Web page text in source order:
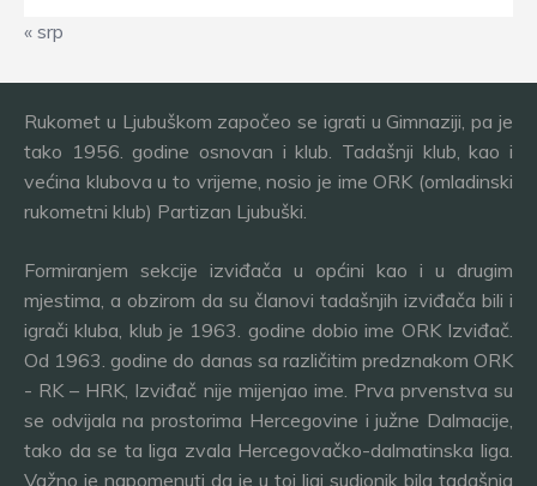
« srp
Rukomet u Ljubuškom započeo se igrati u Gimnaziji, pa je
tako 1956. godine osnovan i klub. Tadašnji klub, kao i
većina klubova u to vrijeme, nosio je ime ORK (omladinski
rukometni klub) Partizan Ljubuški.
Formiranjem sekcije izviđača u općini kao i u drugim
mjestima, a obzirom da su članovi tadašnjih izviđača bili i
igrači kluba, klub je 1963. godine dobio ime ORK Izviđač.
Od 1963. godine do danas sa različitim predznakom ORK
- RK – HRK, Izviđač nije mijenjao ime. Prva prvenstva su
se odvijala na prostorima Hercegovine i južne Dalmacije,
tako da se ta liga zvala Hercegovačko-dalmatinska liga.
Važno je napomenuti da je u toj ligi sudionik bila tadašnja